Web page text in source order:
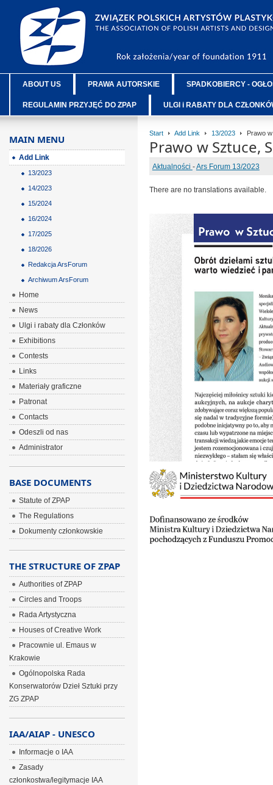
ABOUT US PRAWA AUTORSKIE SPADKOBIERCY -
REGULAMIN PRZYJĘĆ DO ZPAP ULGI i RABATY DLA
Start Add Link 13/2023 Prawo
Prawo w Sztuce,
Aktualności -Ars Forum 13/2023
There are no translations available.
MAIN MENU
Add Link
13/2023
14/2023
15/2024
16/2024
17/2025
18/2026
Redakcja ArsForum
Archiwum ArsForum
Home
News
Ulgi i rabaty dla Członków
Exhibitions
Contests
Links
Materiały graficzne
Patronat
Contacts
Odeszli od nas
Administrator
BASE DOCUMENTS
Statute of ZPAP
The Regulations
Dokumenty członkowskie
THE STRUCTURE OF ZPAP
Authorities of ZPAP
Circles and Troops
Rada Artystyczna
Houses of Creative Work
Pracownie ul. Emaus w
Krakowie
Ogólnopolska Rada
Konserwatorów Dzieł Sztuki przy
ZG ZPAP
IAA/AIAP - UNESCO
Informacje o IAA
Zasady
członkostwa/legitymacje IAA